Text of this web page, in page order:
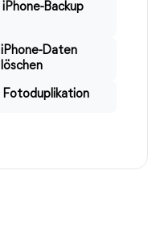
iPhone-Backup
iPhone-Daten
löschen
Fotoduplikation